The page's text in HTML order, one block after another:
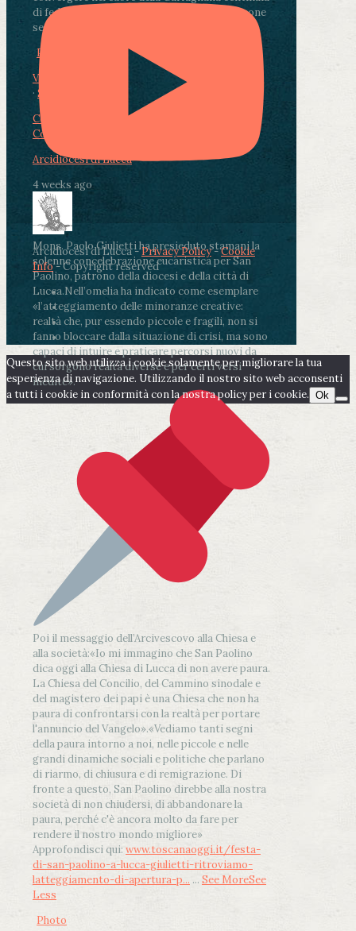
di fedeli, operatori sanitari, volontari e persone
segnate dalla malattia.
Photo
View on Facebook
· Share
Condividi su Facebook
Condividi su LinkedIn
Arcidiocesi di Lucca
4 weeks ago
Mons. Paolo Giulietti ha presieduto stamani la
solenne concelebrazione eucaristica per San
Paolino, patrono della diocesi e della città di
Lucca.Nell’omelia ha indicato come esemplare
«l’atteggiamento delle minoranze creative:
realtà che, pur essendo piccole e fragili, non si
fanno bloccare dalla situazione di crisi, ma sono
capaci di intuire e praticare percorsi nuovi da
cui sorgono realtà diverse e per certi versi
inedite».
Poi il messaggio dell’Arcivescovo alla Chiesa e
alla società:«Io mi immagino che San Paolino
dica oggi alla Chiesa di Lucca di non avere paura.
La Chiesa del Concilio, del Cammino sinodale e
del magistero dei papi è una Chiesa che non ha
paura di confrontarsi con la realtà per portare
l'annuncio del Vangelo».«Vediamo tanti segni
della paura intorno a noi, nelle piccole e nelle
grandi dinamiche sociali e politiche che parlano
di riarmo, di chiusura e di remigrazione. Di
fronte a questo, San Paolino direbbe alla nostra
società di non chiudersi, di abbandonare la
paura, perché c'è ancora molto da fare per
rendere il nostro mondo migliore»
Approfondisci qui: www.toscanaoggi.it/festa-
di-san-paolino-a-lucca-giulietti-ritroviamo-
latteggiamento-di-apertura-p... ... See MoreSee
Less
Photo
Arcidiocesi di Lucca -Privacy Policy-Cookie
Info- Copyright reserved
Questo sito web utilizza i cookie solamente per migliorare la tua
esperienza di navigazione. Utilizzando il nostro sito web acconsenti
a tutti i cookie in conformità con la nostra policy per i cookie. Ok